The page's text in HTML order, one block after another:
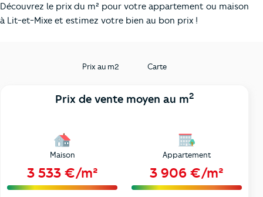
Découvrez le prix du m² pour votre appartement ou maison
à Lit-et-Mixe et estimez votre bien au bon prix !
Prix au m2 Carte
Prix de vente moyen au m2
Maison
3 533 €/m²
Appartement
3 906 €/m²